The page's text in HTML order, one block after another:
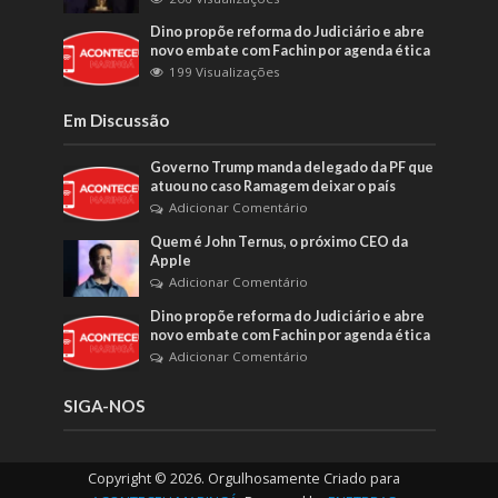
Dino propõe reforma do Judiciário e abre
novo embate com Fachin por agenda ética
199 Visualizações
Em Discussão
Governo Trump manda delegado da PF que
atuou no caso Ramagem deixar o país
Adicionar Comentário
Quem é John Ternus, o próximo CEO da
Apple
Adicionar Comentário
Dino propõe reforma do Judiciário e abre
novo embate com Fachin por agenda ética
Adicionar Comentário
SIGA-NOS
Copyright © 2026. Orgulhosamente Criado para